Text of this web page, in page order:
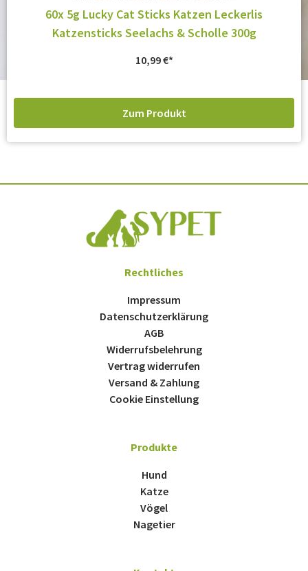
60x 5g Lucky Cat Sticks Katzen Leckerlis
Katzensticks Seelachs & Scholle 300g
10,99€
Zum Produkt
Rechtliches
Impressum
Datenschutzerklärung
AGB
Widerrufsbelehrung
Vertrag widerrufen
Versand & Zahlung
Cookie Einstellung
Produkte
Hund
Katze
Vögel
Nagetier